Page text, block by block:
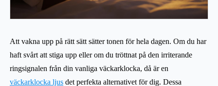
Att vakna upp på rätt sätt sätter tonen för hela dagen. Om du har
haft svårt att stiga upp eller om du tröttnat på den irriterande
ringsignalen från din vanliga väckarklocka, då är en
väckarklocka ljus det perfekta alternativet för dig. Dessa